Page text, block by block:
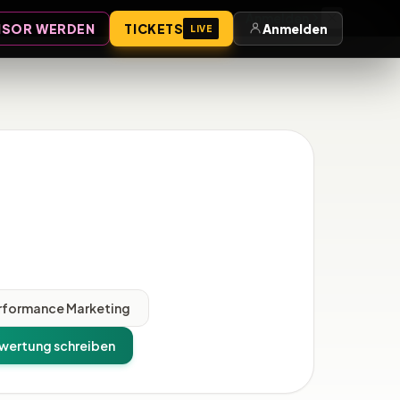
Anmelden
WERDEN TICKETS LIVE Anmelden
Marketing
schreiben